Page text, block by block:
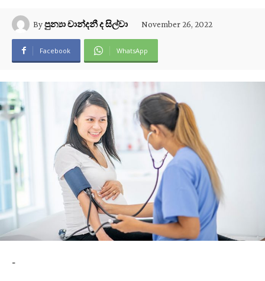
Byපුන්‍යා චාන්දනී ද සිල්වා November 26, 2022
Facebook WhatsApp
-